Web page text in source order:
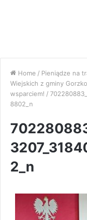
Home / Pieniądze na
Wiejskich z gminy
wsparciem! /
8802_n
2_n